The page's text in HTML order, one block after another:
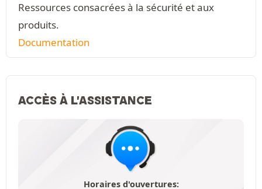
Ressources consacrées à la sécurité et aux
produits.
Documentation
ACCÈS À L'ASSISTANCE
Horaires d'ouvertures: